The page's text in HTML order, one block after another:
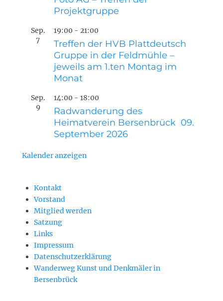
Projektgruppe
Sep.
7
19:00 - 21:00
Treffen der HVB Plattdeutsch
Gruppe in der Feldmühle –
jeweils am 1.ten Montag im
Monat
Sep.
9
14:00 - 18:00
Radwanderung des
Heimatverein Bersenbrück 09.
September 2026
Kalender anzeigen
Kontakt
Vorstand
Mitglied werden
Satzung
Links
Impressum
Datenschutzerklärung
Wanderweg Kunst und Denkmäler in
Bersenbrück